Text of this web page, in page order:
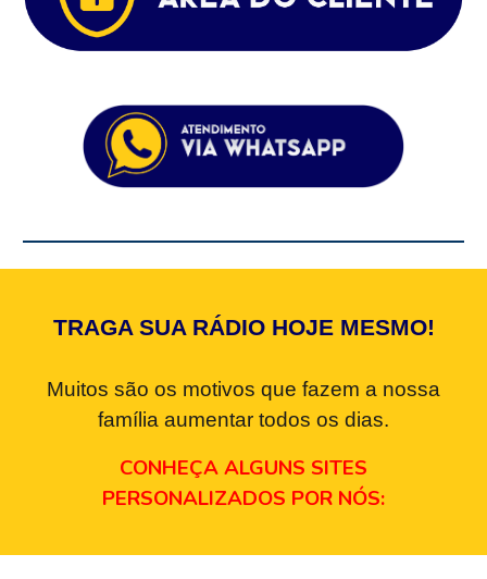
TRAGA SUA RÁDIO HOJE MESMO!
Muitos são os motivos que fazem a nossa
família aumentar todos os dias.
CONHEÇA ALGUNS SITES
PERSONALIZADOS POR NÓS: